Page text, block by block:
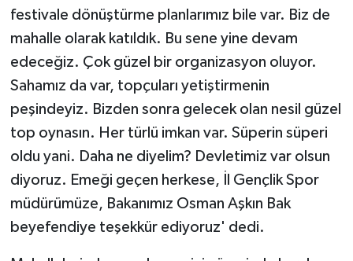
festivale dönüştürme planlarımız bile var. Biz de
mahalle olarak katıldık. Bu sene yine devam
edeceğiz. Çok güzel bir organizasyon oluyor.
Sahamız da var, topçuları yetiştirmenin
peşindeyiz. Bizden sonra gelecek olan nesil güzel
top oynasın. Her türlü imkan var. Süperin süperi
oldu yani. Daha ne diyelim? Devletimiz var olsun
diyoruz. Emeği geçen herkese, İl Gençlik Spor
müdürümüze, Bakanımız Osman Aşkın Bak
beyefendiye teşekkür ediyoruz' dedi.